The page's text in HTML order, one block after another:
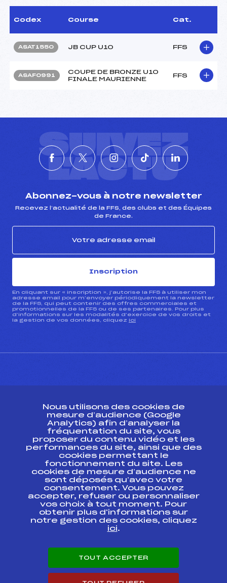
Codex Course Cat.
ASAT1550 JB CUP U10 FFS
ASAF0991
COUPE DE BRONZE U10
FINALE MAURIENNE
FFS
SUIVEZ
L'ACTU
Abonnez-vous à notre newsletter
Recevez l’actualité de la FFS, des clubs et des Équipes
de France.
Inscription
En cliquant sur « inscription », j’autorise la FFS à utiliser mon
adresse email pour m’envoyer périodiquement la newsletter
de la FFS, qui peut contenir des offres commerciales et
promotionnelles de la FFS ou de ses partenaires. Pour plus
d’informations sur les modalités d’exercice de vos droits et
la gestion de vos données, cliquez ici
ESPACE PRESSE
Ressources
Pass’Neige
Projet sportif fédéral
Projet de performance fédéral
Antidopage
Pôle Développement, Formation, Suivi
Scientifique
Listes ministérielles
Pôle vie de l’athlète
Carrières
Nous utilisons des cookies de
mesure d’audience (Google
Analytics) afin d’analyser la
fréquentation du site, vous
proposer du contenu vidéo et les
performances du site, ainsi que des
cookies permettant le
fonctionnement du site. Les
cookies de mesure d’audience ne
sont déposés qu’avec votre
consentement. Vous pouvez
accepter, refuser ou personnaliser
vos choix à tout moment. Pour
obtenir plus d'informations sur
notre gestion des cookies, cliquez
ici.
TOUT ACCEPTER